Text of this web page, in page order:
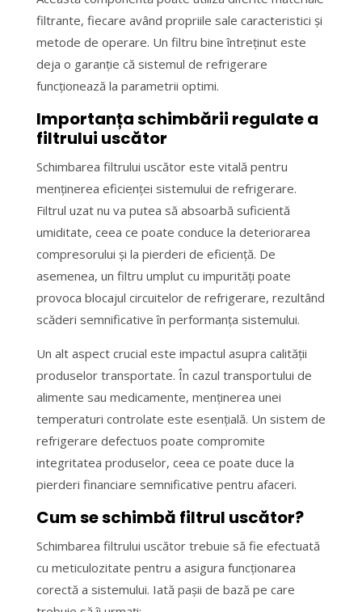
filtrante, fiecare având propriile sale caracteristici și
metode de operare. Un filtru bine întreținut este
deja o garanție că sistemul de refrigerare
funcționează la parametrii optimi.
Importanța schimbării regulate a
filtrului uscător
Schimbarea filtrului uscător este vitală pentru
menținerea eficienței sistemului de refrigerare.
Filtrul uzat nu va putea să absoarbă suficientă
umiditate, ceea ce poate conduce la deteriorarea
compresorului și la pierderi de eficiență. De
asemenea, un filtru umplut cu impurități poate
provoca blocajul circuitelor de refrigerare, rezultând
scăderi semnificative în performanța sistemului.
Un alt aspect crucial este impactul asupra calității
produselor transportate. În cazul transportului de
alimente sau medicamente, menținerea unei
temperaturi controlate este esențială. Un sistem de
refrigerare defectuos poate compromite
integritatea produselor, ceea ce poate duce la
pierderi financiare semnificative pentru afaceri.
Cum se schimbă filtrul uscător?
Schimbarea filtrului uscător trebuie să fie efectuată
cu meticulozitate pentru a asigura funcționarea
corectă a sistemului. Iată pașii de bază pe care